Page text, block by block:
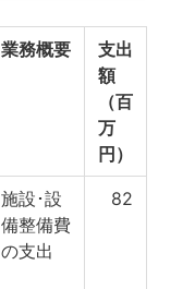
業務概要
支出
額
（百
万
円）
施設･設
備整備費
の支出
82